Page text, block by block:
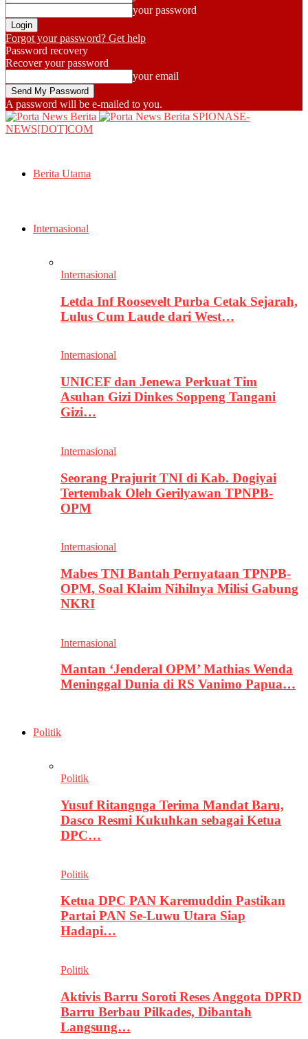
your password
Forgot your password? Get help
Password recovery
Recover your password
your email
A password will be e-mailed to you.
SPIONASE-
NEWS[DOT]COM
Berita Utama
Internasional
Internasional
Letda Inf Roosevelt Purba Cetak Sejarah,
Lulus Cum Laude dari West…
Internasional
UNICEF dan Jenewa Perkuat Tim
Asuhan Gizi Dinkes Soppeng Tangani
Gizi…
Internasional
Seorang Prajurit TNI di Kab. Dogiyai
Tertembak Oleh Gerilyawan TPNPB-
OPM
Internasional
Mabes TNI Bantah Pernyataan TPNPB-
OPM, Soal Klaim Nihilnya Milisi Gabung
NKRI
Internasional
Mantan ‘Jenderal OPM’ Mathias Wenda
Meninggal Dunia di RS Vanimo Papua…
Politik
Politik
Yusuf Ritangnga Terima Mandat Baru,
Dasco Resmi Kukuhkan sebagai Ketua
DPC…
Politik
Ketua DPC PAN Karemuddin Pastikan
Partai PAN Se-Luwu Utara Siap
Hadapi…
Politik
Aktivis Barru Soroti Reses Anggota DPRD
Barru Berbau Pilkades, Dibantah
Langsung…